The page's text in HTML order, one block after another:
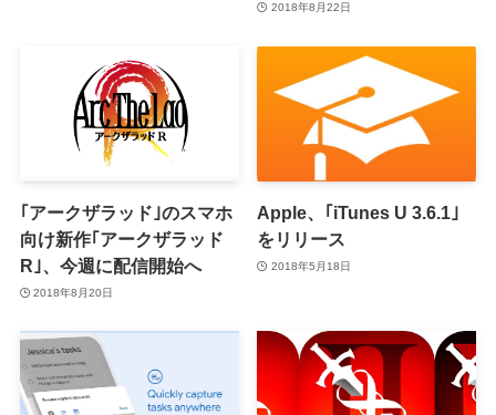
2018年8月22日
｢アークザラッド｣のスマホ
向け新作｢アークザラッド
R｣、今週に配信開始へ
2018年8月20日
Apple、｢iTunes U 3.6.1｣
をリリース
2018年5月18日